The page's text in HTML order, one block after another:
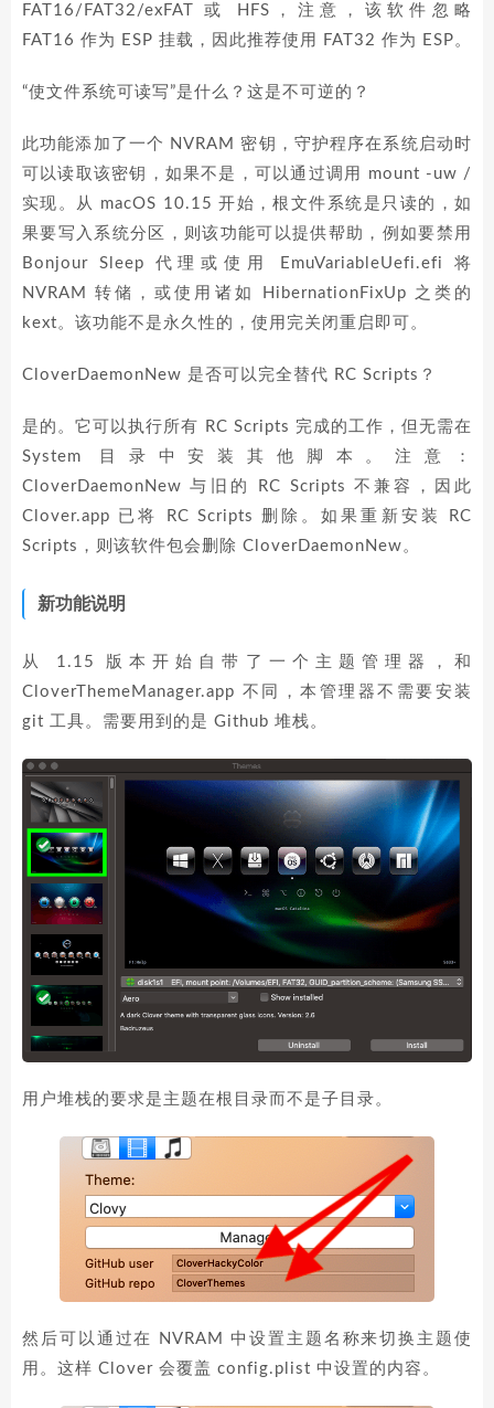
FAT16/FAT32/exFAT 或 HFS，注意，该软件忽略
FAT16 作为 ESP 挂载，因此推荐使用 FAT32 作为 ESP。
“使文件系统可读写”是什么？这是不可逆的？
此功能添加了一个 NVRAM 密钥，守护程序在系统启动时
可以读取该密钥，如果不是，可以通过调用 mount -uw /
实现。从 macOS 10.15 开始，根文件系统是只读的，如
果要写入系统分区，则该功能可以提供帮助，例如要禁用
Bonjour Sleep 代理或使用 EmuVariableUefi.efi 将
NVRAM 转储，或使用诸如 HibernationFixUp 之类的
kext。该功能不是永久性的，使用完关闭重启即可。
CloverDaemonNew 是否可以完全替代 RC Scripts？
是的。它可以执行所有 RC Scripts 完成的工作，但无需在
System 目录中安装其他脚本。注意：
CloverDaemonNew 与旧的 RC Scripts 不兼容，因此
Clover.app 已将 RC Scripts 删除。如果重新安装 RC
Scripts，则该软件包会删除 CloverDaemonNew。
新功能说明
从 1.15 版本开始自带了一个主题管理器，和
CloverThemeManager.app 不同，本管理器不需要安装
git 工具。需要用到的是 Github 堆栈。
用户堆栈的要求是主题在根目录而不是子目录。
然后可以通过在 NVRAM 中设置主题名称来切换主题使
用。这样 Clover 会覆盖 config.plist 中设置的内容。